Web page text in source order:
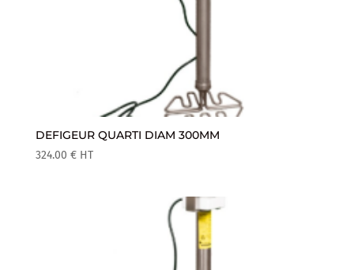
DEFIGEUR QUARTI DIAM 300MM
324.00 € HT